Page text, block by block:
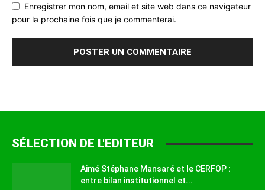
Enregistrer mon nom, email et site web dans ce navigateur
pour la prochaine fois que je commenterai.
SÉLECTION DE L'EDITEUR
Aimé Stéphane Mansaré et le CERFOP :
entre bilan institutionnel et...